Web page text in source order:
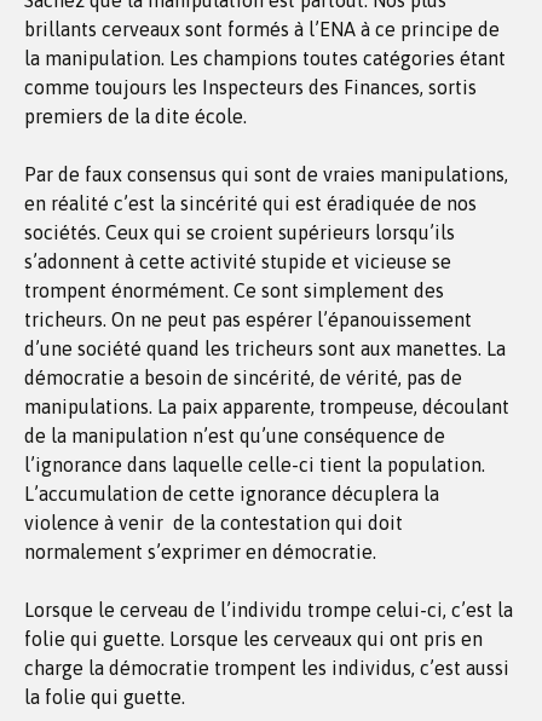
brillants cerveaux sont formés à l’ENA à ce principe de
la manipulation. Les champions toutes catégories étant
comme toujours les Inspecteurs des Finances, sortis
premiers de la dite école.
Par de faux consensus qui sont de vraies manipulations,
en réalité c’est la sincérité qui est éradiquée de nos
sociétés. Ceux qui se croient supérieurs lorsqu’ils
s’adonnent à cette activité stupide et vicieuse se
trompent énormément. Ce sont simplement des
tricheurs. On ne peut pas espérer l’épanouissement
d’une société quand les tricheurs sont aux manettes. La
démocratie a besoin de sincérité, de vérité, pas de
manipulations. La paix apparente, trompeuse, découlant
de la manipulation n’est qu’une conséquence de
l’ignorance dans laquelle celle-ci tient la population.
L’accumulation de cette ignorance décuplera la
violence à venir de la contestation qui doit
normalement s’exprimer en démocratie.
Lorsque le cerveau de l’individu trompe celui-ci, c’est la
folie qui guette. Lorsque les cerveaux qui ont pris en
charge la démocratie trompent les individus, c’est aussi
la folie qui guette.